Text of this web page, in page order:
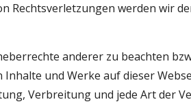
Rechtsverletzungen werden wir
anderer zu beachten
und Werke auf dieser
Verbreitung und jede Art der